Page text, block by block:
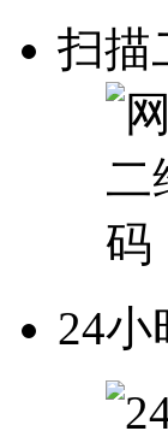
扫描
24小